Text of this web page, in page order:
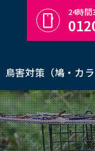
鳥害対策（鳩・カラ
24時間